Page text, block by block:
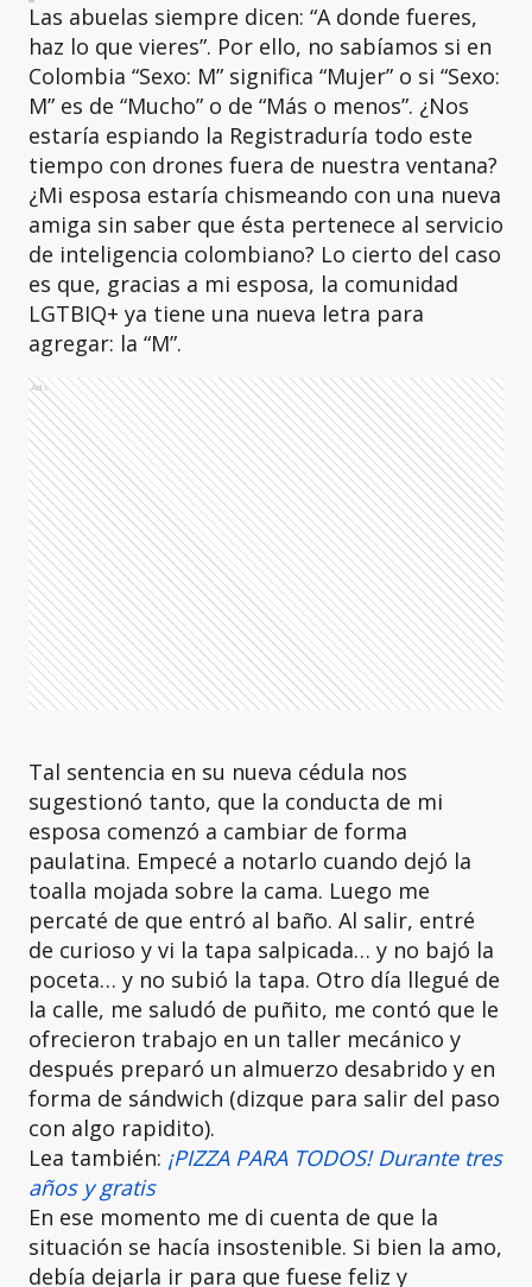
Las abuelas siempre dicen: “A donde fueres,
haz lo que vieres”. Por ello, no sabíamos si en
Colombia “Sexo: M” significa “Mujer” o si “Sexo:
M” es de “Mucho” o de “Más o menos”. ¿Nos
estaría espiando la Registraduría todo este
tiempo con drones fuera de nuestra ventana?
¿Mi esposa estaría chismeando con una nueva
amiga sin saber que ésta pertenece al servicio
de inteligencia colombiano? Lo cierto del caso
es que, gracias a mi esposa, la comunidad
LGTBIQ+ ya tiene una nueva letra para
agregar: la “M”.
Ads
Tal sentencia en su nueva cédula nos
sugestionó tanto, que la conducta de mi
esposa comenzó a cambiar de forma
paulatina. Empecé a notarlo cuando dejó la
toalla mojada sobre la cama. Luego me
percaté de que entró al baño. Al salir, entré
de curioso y vi la tapa salpicada… y no bajó la
poceta… y no subió la tapa. Otro día llegué de
la calle, me saludó de puñito, me contó que le
ofrecieron trabajo en un taller mecánico y
después preparó un almuerzo desabrido y en
forma de sándwich (dizque para salir del paso
con algo rapidito).
Lea también: ¡PIZZA PARA TODOS! Durante tres
años y gratis
En ese momento me di cuenta de que la
situación se hacía insostenible. Si bien la amo,
debía dejarla ir para que fuese feliz y